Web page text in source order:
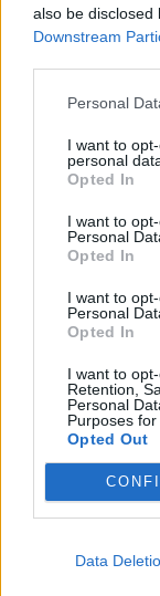
also be disclosed
Downstream
Personal
I want to
personal
Opted In
I want to
Personal
Opted In
I want to
Personal
Opted In
I want to
Retention,
Personal
Purposes for
Opted Out
Data
Κάνει crash
«ρίχνει» το
01
SEXY SEXY
SELFIES